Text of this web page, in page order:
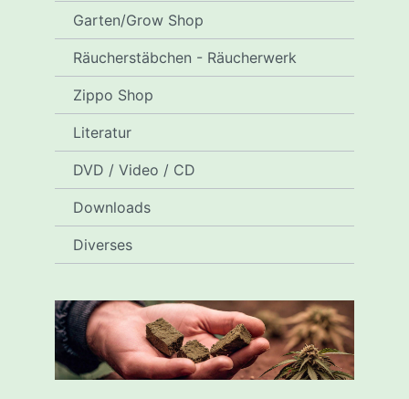
Garten/Grow Shop
Räucherstäbchen - Räucherwerk
Zippo Shop
Literatur
DVD / Video / CD
Downloads
Diverses